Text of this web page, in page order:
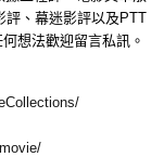
評、幕迷影評以及PTT
想法歡迎留言私訊。